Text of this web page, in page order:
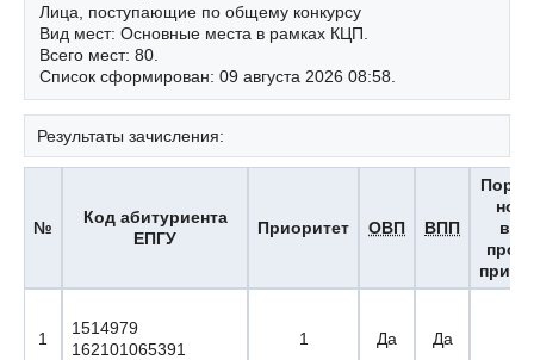
Лица, поступающие по общему конкурсу
Вид мест: Основные места в рамках КЦП.
Всего мест: 80.
Список сформирован: 09 августа 2026 08:58.
Результаты зачисления:
№
Код абитуриента
ЕПГУ
Приоритет ОВП ВПП
1
1514979
162101065391
1 Да Да